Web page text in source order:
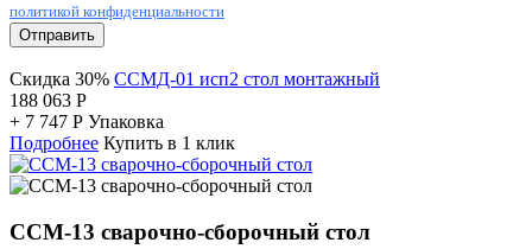
политикой конфиденциальности
Отправить
Скидка 30% ССМД-01 исп2 стол монтажный
188 063 Р
+ 7 747 Р Упаковка
Подробнее Купить в 1 клик
ССМ-13 сварочно-сборочный стол